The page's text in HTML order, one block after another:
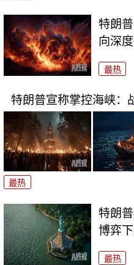
特朗
向深
最热
特朗普宣称掌控海峡：
最热
特朗
博弈
最热